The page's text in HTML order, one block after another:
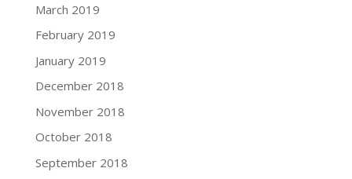
March 2019
February 2019
January 2019
December 2018
November 2018
October 2018
September 2018